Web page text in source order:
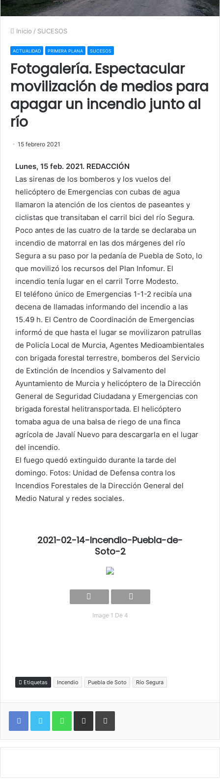
Inicio / SUCESOS
ACTUALIDAD PRIMERA PLANA SUCESOS
Fotogalería. Espectacular
movilización de medios para
apagar un incendio junto al
río
15 febrero 2021
Lunes, 15 feb. 2021. REDACCIÓN
Las sirenas de los bomberos y los vuelos del
helicóptero de Emergencias con cubas de agua
llamaron la atención de los cientos de paseantes y
ciclistas que transitaban el carril bici del río Segura.
Poco antes de las cuatro de la tarde se declaraba un
incendio de matorral en las dos márgenes del río
Segura a su paso por la pedanía de Puebla de Soto, lo
que movilizó los recursos del Plan Infomur. El
incendio tenía lugar en el carril Torre Modesto.
El teléfono único de Emergencias 1-1-2 recibía una
decena de llamadas informando del incendio a las
15.49 h. El Centro de Coordinación de Emergencias
informó de que hasta el lugar se movilizaron patrullas
de Policía Local de Murcia, Agentes Medioambientales
con brigada forestal terrestre, bomberos del Servicio
de Extinción de Incendios y Salvamento del
Ayuntamiento de Murcia y helicóptero de la Dirección
General de Seguridad Ciudadana y Emergencias con
brigada forestal helitransportada. El helicóptero
tomaba agua de una balsa de riego de una finca
agrícola de Javalí Nuevo para descargarla en el lugar
del incendio.
El fuego quedó extinguido durante la tarde del
domingo. Fotos: Unidad de Defensa contra los
Incendios Forestales de la Dirección General del
Medio Natural y redes sociales.
2021-02-14-Incendio-Puebla-de-
Soto-2
Image 1 De 4
Etiquetas Incendio Puebla de Soto Río Segura
WhatsAppCompartir por correo electrónicoImprimir